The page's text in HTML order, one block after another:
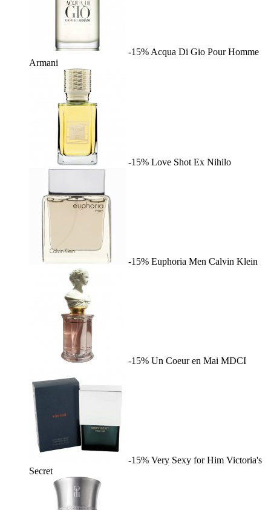
-15% Acqua Di Gio Pour Homme
Armani
-15% Love Shot Ex Nihilo
-15% Euphoria Men Calvin Klein
-15% Un Coeur en Mai MDCI
-15% Very Sexy for Him Victoria's
Secret